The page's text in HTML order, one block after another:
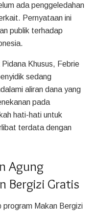
ada penggeledahan
Pernyataan ini
publik terhadap
Khusus, Febrie
sedang
aliran dana yang
pada
hati-hati untuk
terdata dengan
Agung
Bergizi Gratis
Makan Bergizi